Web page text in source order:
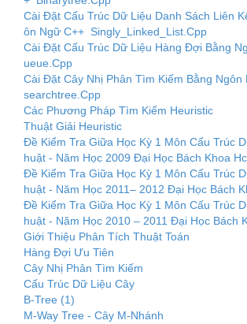
Cài Đặt Cấu Trúc Dữ Liệu Danh Sách Liên
ôn Ngữ C++ Singly_Linked_List.Cpp
Cài Đặt Cấu Trúc Dữ Liệu Hàng Đợi Bằng
ueue.Cpp
Cài Đặt Cây Nhị Phân Tìm Kiếm Bằng
searchtree.Cpp
Các Phương Pháp Tìm Kiếm Heuristic
Thuật Giải Heuristic
Đề Kiểm Tra Giữa Học Kỳ 1 Môn Cấu Trúc
huật - Năm Học 2009 Đại Học Bách Khoa
Đề Kiểm Tra Giữa Học Kỳ 1 Môn Cấu Trúc
huật - Năm Học 2011– 2012 Đại Học Bách
Đề Kiểm Tra Giữa Học Kỳ 1 Môn Cấu Trúc
huật - Năm Học 2010 – 2011 Đại Học Bách
Giới Thiệu Phân Tích Thuật Toán
Hàng Đợi Ưu Tiên
Cây Nhị Phân Tìm Kiếm
Cấu Trúc Dữ Liệu Cây
B-Tree (1)
M-Way Tree - Cây M-Nhánh